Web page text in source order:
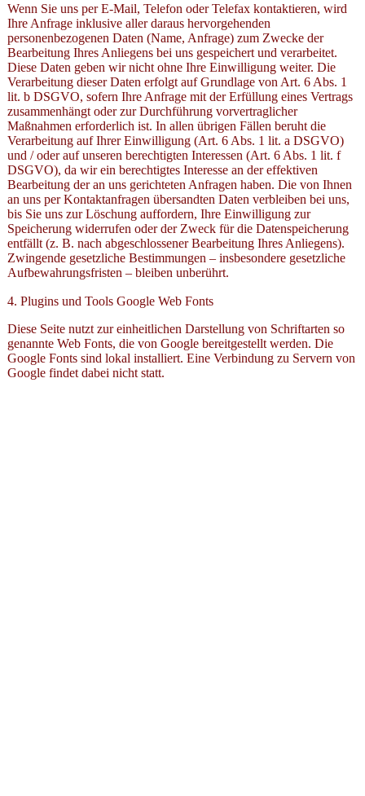
Wenn Sie uns per E-Mail, Telefon oder Telefax kontaktieren, wird
Ihre Anfrage inklusive aller daraus hervorgehenden
personenbezogenen Daten (Name, Anfrage) zum Zwecke der
Bearbeitung Ihres Anliegens bei uns gespeichert und verarbeitet.
Diese Daten geben wir nicht ohne Ihre Einwilligung weiter. Die
Verarbeitung dieser Daten erfolgt auf Grundlage von Art. 6 Abs. 1
lit. b DSGVO, sofern Ihre Anfrage mit der Erfüllung eines Vertrags
zusammenhängt oder zur Durchführung vorvertraglicher
Maßnahmen erforderlich ist. In allen übrigen Fällen beruht die
Verarbeitung auf Ihrer Einwilligung (Art. 6 Abs. 1 lit. a DSGVO)
und / oder auf unseren berechtigten Interessen (Art. 6 Abs. 1 lit. f
DSGVO), da wir ein berechtigtes Interesse an der effektiven
Bearbeitung der an uns gerichteten Anfragen haben. Die von Ihnen
an uns per Kontaktanfragen übersandten Daten verbleiben bei uns,
bis Sie uns zur Löschung auffordern, Ihre Einwilligung zur
Speicherung widerrufen oder der Zweck für die Datenspeicherung
entfällt (z. B. nach abgeschlossener Bearbeitung Ihres Anliegens).
Zwingende gesetzliche Bestimmungen – insbesondere gesetzliche
Aufbewahrungsfristen – bleiben unberührt.
4. Plugins und Tools Google Web Fonts
Diese Seite nutzt zur einheitlichen Darstellung von Schriftarten so
genannte Web Fonts, die von Google bereitgestellt werden. Die
Google Fonts sind lokal installiert. Eine Verbindung zu Servern von
Google findet dabei nicht statt.